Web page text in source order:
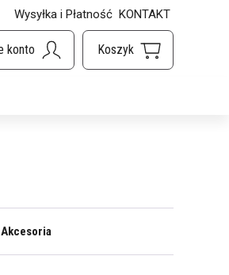
Wysyłka i Płatność KONTAKT
Akcesoria